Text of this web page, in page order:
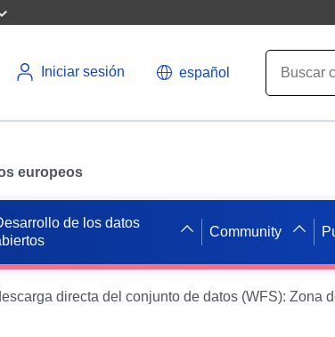
Iniciar sesión español
europeos
de los datos
Community